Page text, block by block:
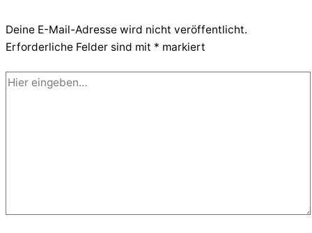
Deine E-Mail-Adresse wird nicht veröffentlicht.
Erforderliche Felder sind mit * markiert
Hier